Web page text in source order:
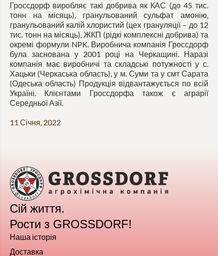
Гроссдорф виробляє такі добрива як КАС (до 45 тис.
тонн на місяць), гранульований сульфат амонію,
гранульований калій хлористий (цех грануляції – до 12
тис. тонн на місяць), ЖКП (рідкі комплексні добрива) та
окремі формули NPK. Виробнича компанія Гроссдорф
була заснована у 2001 році на Черкащині. Наразі
компанія має виробничі та складські потужності у с.
Хацьки (Черкаська область), у м. Суми та у смт Сарата
(Одеська область) Продукція відвантажується по всій
Україні. Клієнтами Гроссдорфа також є аграрії
Середньої Азії.
11 Січня, 2022
Сій життя.
Рости з GROSSDORF!
Наша історія
Доставка